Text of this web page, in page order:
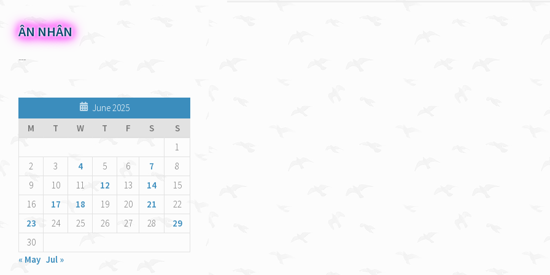
ÂN NHÂN
---
June 2025
M
T W T F S
S
1
2
3 4 5 6 7
8
9
10 11 12 13 14
15
16
17 18 19 20 21
22
23
24 25 26 27 28
29
30
« May Jul »